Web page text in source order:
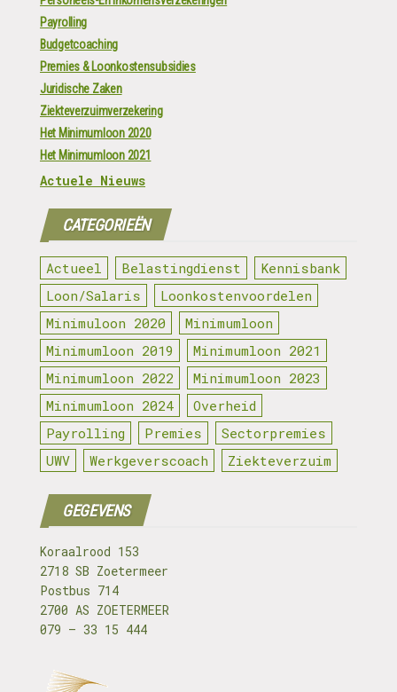
Payrolling
Budgetcoaching
Premies & Loonkostensubsidies
Juridische Zaken
Ziekteverzuimverzekering
Het Minimumloon 2020
Het Minimumloon 2021
Actuele Nieuws
CATEGORIEËN
Actueel Belastingdienst
Kennisbank
Loon/Salaris
Loonkostenvoordelen
Minimuloon 2020
Minimumloon
Minimumloon 2019
Minimumloon 2021
Minimumloon 2022
Minimumloon 2023
Minimumloon 2024
Overheid
Payrolling
Premies
Sectorpremies
UWV
Werkgeverscoach Ziekteverzuim
GEGEVENS
Koraalrood 153
2718 SB Zoetermeer
Postbus 714
2700 AS ZOETERMEER
079 – 33 15 444